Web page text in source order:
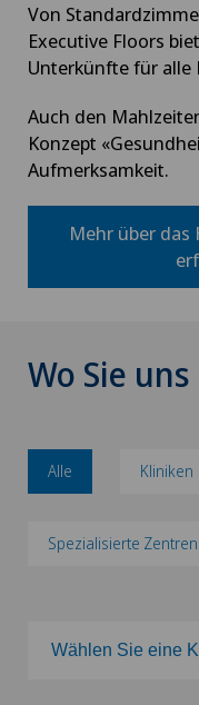
Von
Executive Floors
Unterkünfte für alle
Auch den
Konzept
Aufmerksamkeit.
Mehr über
Wo Sie
Alle Kliniken
Spezialisierte Zentren
Wählen Sie eine